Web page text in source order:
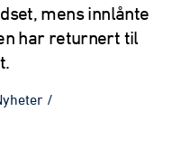
mens innlånte
har returnert til
/